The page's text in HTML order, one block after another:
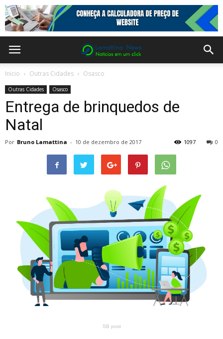
Inicio Outras Cidades Osasco
Outras Cidades Osasco
Entrega de brinquedos de
Natal
Por Bruno Lamattina - 10 de dezembro de 2017 0
1097
SB post